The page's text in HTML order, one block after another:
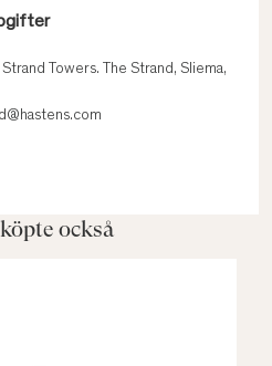
Towers. The Strand, Sliema,
också